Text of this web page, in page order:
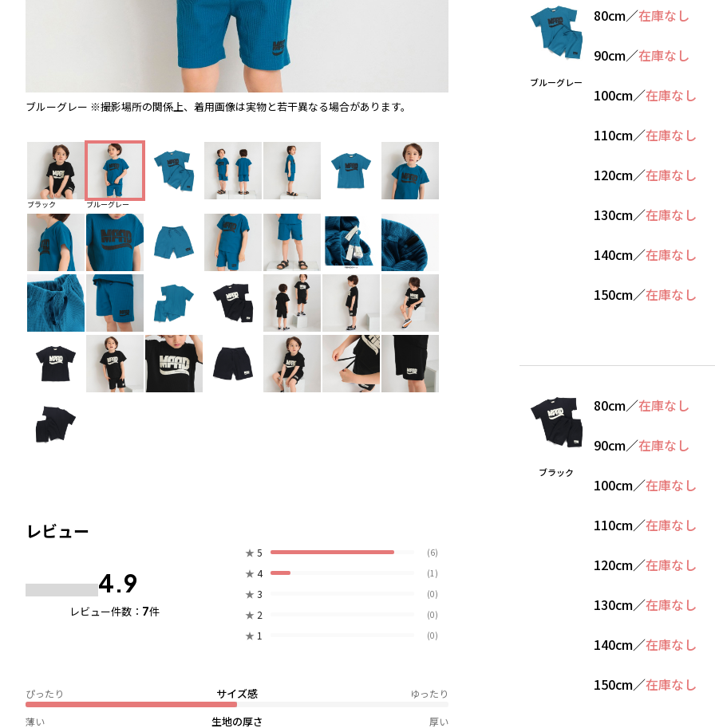
ブルーグレー ※撮影場所の関係上、着用画像は実物と若干異なる場合があります。
ブラック ブルーグレー
レビュー
4.9
レビュー件数： 7件
★ 5 (6)
★ 4 (1)
★ 3 (0)
★ 2 (0)
★ 1 (0)
サイズ感
ぴったり ゆったり
生地の厚さ
薄い 厚い
ブルーグレー
80cm／在庫なし
90cm／在庫なし
100cm／在庫なし
110cm／在庫なし
120cm／在庫なし
130cm／在庫なし
140cm／在庫なし
150cm／在庫なし
ブラック
80cm／在庫なし
90cm／在庫なし
100cm／在庫なし
110cm／在庫なし
120cm／在庫なし
130cm／在庫なし
140cm／在庫なし
150cm／在庫なし